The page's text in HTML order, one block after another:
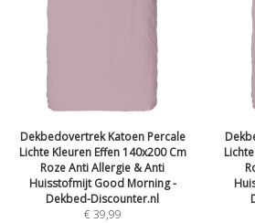
Dekbedovertrek Katoen Percale
Lichte Kleuren Effen 140x200 Cm
Roze Anti Allergie & Anti
Huisstofmijt Good Morning -
Dekbed-Discounter.nl
€39,99